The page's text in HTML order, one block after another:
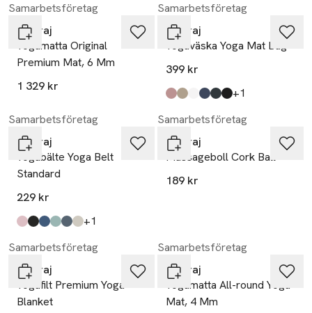
Samarbetsföretag
Yogiraj
Yogamatta Original
Premium Mat, 6 Mm
1 329 kr
Samarbetsföretag
Yogiraj
Yogaväska Yoga Mat Bag
399 kr
Produkten finns i färgerna:
rosa,
beige
offwhite,
blå,
grå,
svart +1
Samarbetsföretag
Yogiraj
Yogabälte Yoga Belt
Standard
229 kr
Produkten finns i färgerna:
rosa,
svart,
blå,
grön,
grå,
vit mässing, +1
Samarbetsföretag
Yogiraj
Massageboll Cork Ball
189 kr
Samarbetsföretag
Yogiraj
Yogafilt Premium Yoga
Blanket
Samarbetsföretag
Yogiraj
Yogamatta All-round Yoga
Mat, 4 Mm